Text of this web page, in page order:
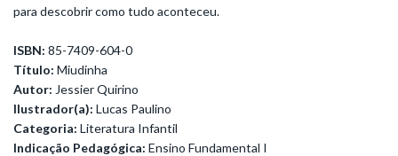
para descobrir como tudo aconteceu.
ISBN: 85-7409-604-0
Título: Miudinha
Autor: Jessier Quirino
Ilustrador(a): Lucas Paulino
Categoria: Literatura Infantil
Indicação Pedagógica: Ensino Fundamental I